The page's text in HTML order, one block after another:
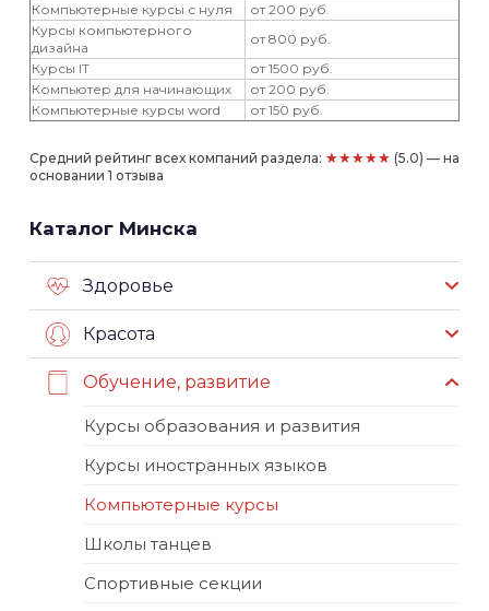
Компьютерные курсы с нуля
от 200 руб.
Курсы компьютерного
дизайна
от 800 руб.
Курсы IT
от 1500 руб.
Компьютер для начинающих
от 200 руб.
Компьютерные курсы word
от 150 руб.
Средний рейтинг всех компаний раздела: ★★★★★ (5.0) — на
основании 1 отзыва
Каталог Минска
Здоровье
Красота
Обучение, развитие
Курсы образования и развития
Курсы иностранных языков
Компьютерные курсы
Школы танцев
Спортивные секции